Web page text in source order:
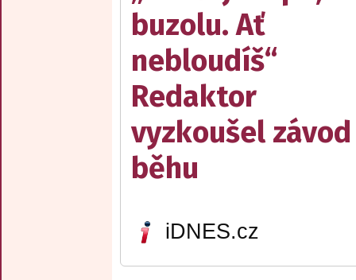
buzolu. Ať
nebloudíš“
Redaktor
vyzkoušel
běhu
iDNES.cz